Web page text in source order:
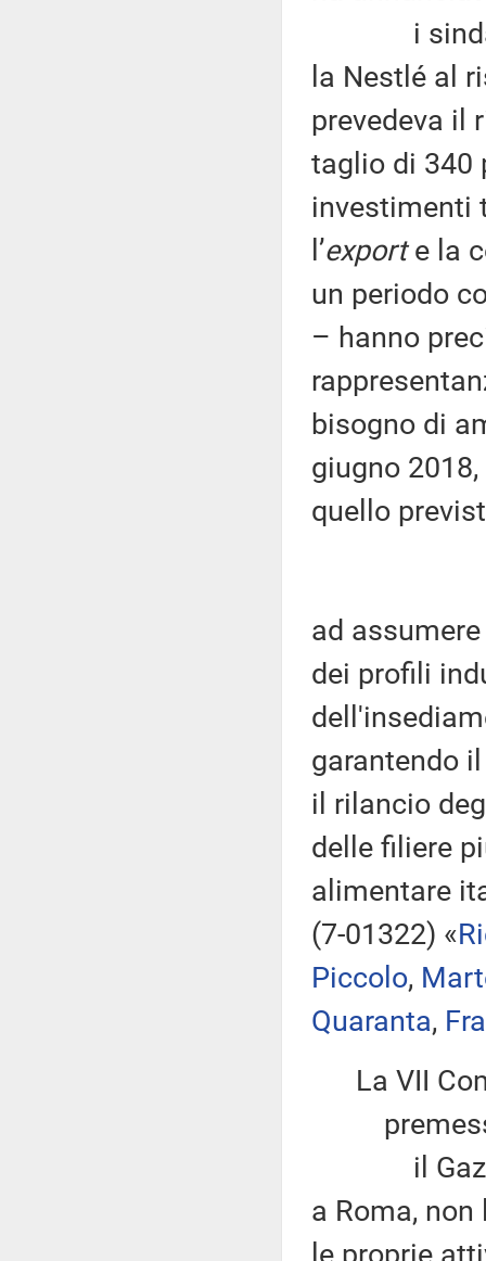
i
la Nestlé al
prevedeva il
taglio di 340
investimenti
l’exporte la
un periodo
– hanno
bisogno di
giugno
quello
ad
dei profili
garantendo
il rilancio
delle filiere
alimentare
(7-01322) «
Piccolo,
Quaranta,
La VII
il
a Roma,